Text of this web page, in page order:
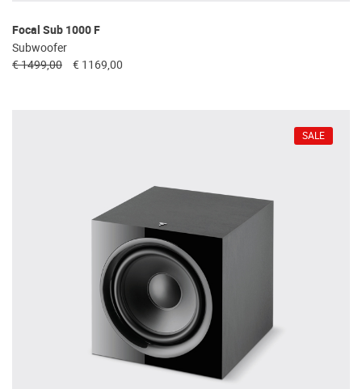
Focal Sub 1000 F
Subwoofer
€ 1499,00
€ 1169,00
SALE